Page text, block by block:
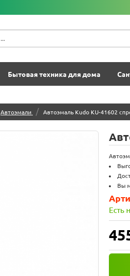
Бытовая техника для дома
Автоэмали / Автоэмаль Kudo KU-41602
Вы
Есть